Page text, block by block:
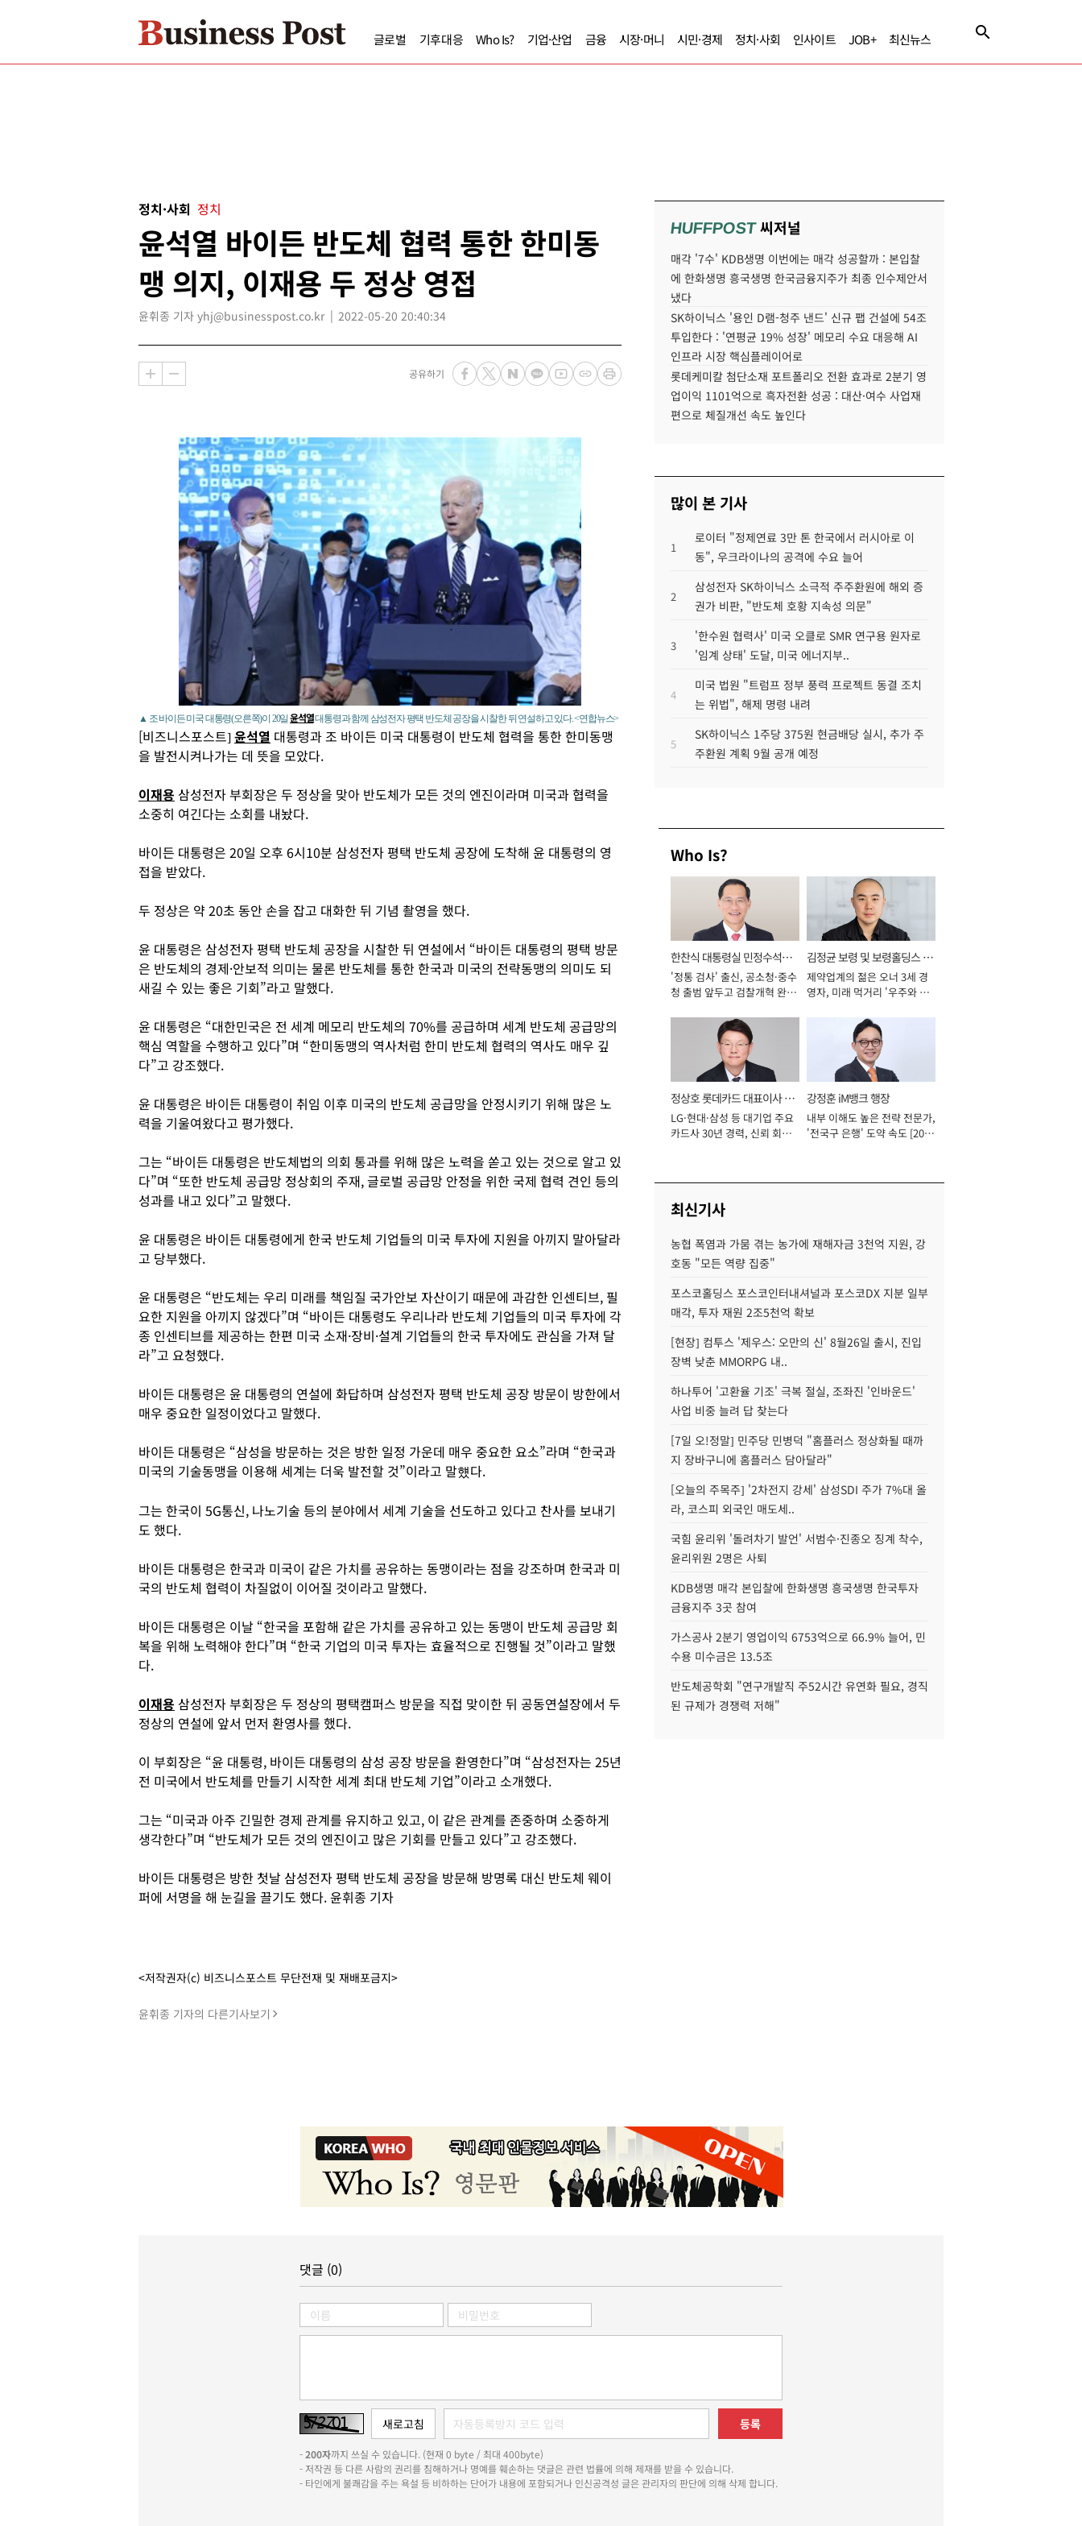
글로벌 기후대응 Who Is? 기업·산업 금융 시장·머니 시민·경제 정치·사회 인사이트 JOB+ 최신뉴스
정치·사회 정치
윤석열 바이든 반도체 협력 통한 한미동
맹 의지, 이재용 두 정상 영접
윤휘종 기자 yhj@businesspost.co.kr 2022-05-20 20:40:34
공유하기
▲ 조 바이든 미국 대통령(오른쪽)이 20일윤석열대통령과 함께 삼성전자 평택 반도체 공장을 시찰한 뒤 연설하고 있다. <연합뉴스>
[비즈니스포스트]윤석열 대통령과 조 바이든 미국 대통령이 반도체 협력을 통한 한미동맹
을 발전시켜나가는 데 뜻을 모았다.
이재용 삼성전자 부회장은 두 정상을 맞아 반도체가 모든 것의 엔진이라며 미국과 협력을
소중히 여긴다는 소회를 내놨다.
바이든 대통령은 20일 오후 6시10분 삼성전자 평택 반도체 공장에 도착해 윤 대통령의 영
접을 받았다.
두 정상은 약 20초 동안 손을 잡고 대화한 뒤 기념 촬영을 했다.
윤 대통령은 삼성전자 평택 반도체 공장을 시찰한 뒤 연설에서 “바이든 대통령의 평택 방문
은 반도체의 경제·안보적 의미는 물론 반도체를 통한 한국과 미국의 전략동맹의 의미도 되
새길 수 있는 좋은 기회”라고 말했다.
윤 대통령은 “대한민국은 전 세계 메모리 반도체의 70%를 공급하며 세계 반도체 공급망의
핵심 역할을 수행하고 있다”며 “한미동맹의 역사처럼 한미 반도체 협력의 역사도 매우 깊
다”고 강조했다.
윤 대통령은 바이든 대통령이 취임 이후 미국의 반도체 공급망을 안정시키기 위해 많은 노
력을 기울여왔다고 평가했다.
그는 “바이든 대통령은 반도체법의 의회 통과를 위해 많은 노력을 쏟고 있는 것으로 알고 있
다”며 “또한 반도체 공급망 정상회의 주재, 글로벌 공급망 안정을 위한 국제 협력 견인 등의
성과를 내고 있다”고 말했다.
윤 대통령은 바이든 대통령에게 한국 반도체 기업들의 미국 투자에 지원을 아끼지 말아달라
고 당부했다.
윤 대통령은 “반도체는 우리 미래를 책임질 국가안보 자산이기 때문에 과감한 인센티브, 필
요한 지원을 아끼지 않겠다”며 “바이든 대통령도 우리나라 반도체 기업들의 미국 투자에 각
종 인센티브를 제공하는 한편 미국 소재·장비·설계 기업들의 한국 투자에도 관심을 가져 달
라”고 요청했다.
바이든 대통령은 윤 대통령의 연설에 화답하며 삼성전자 평택 반도체 공장 방문이 방한에서
매우 중요한 일정이었다고 말했다.
바이든 대통령은 “삼성을 방문하는 것은 방한 일정 가운데 매우 중요한 요소”라며 “한국과
미국의 기술동맹을 이용해 세계는 더욱 발전할 것”이라고 말헀다.
그는 한국이 5G통신, 나노기술 등의 분야에서 세계 기술을 선도하고 있다고 찬사를 보내기
도 했다.
바이든 대통령은 한국과 미국이 같은 가치를 공유하는 동맹이라는 점을 강조하며 한국과 미
국의 반도체 협력이 차질없이 이어질 것이라고 말했다.
바이든 대통령은 이날 “한국을 포함해 같은 가치를 공유하고 있는 동맹이 반도체 공급망 회
복을 위해 노력해야 한다”며 “한국 기업의 미국 투자는 효율적으로 진행될 것”이라고 말했
다.
이재용 삼성전자 부회장은 두 정상의 평택캠퍼스 방문을 직접 맞이한 뒤 공동연설장에서 두
정상의 연설에 앞서 먼저 환영사를 했다.
이 부회장은 “윤 대통령, 바이든 대통령의 삼성 공장 방문을 환영한다”며 “삼성전자는 25년
전 미국에서 반도체를 만들기 시작한 세계 최대 반도체 기업”이라고 소개했다.
그는 “미국과 아주 긴밀한 경제 관계를 유지하고 있고, 이 같은 관계를 존중하며 소중하게
생각한다”며 “반도체가 모든 것의 엔진이고 많은 기회를 만들고 있다”고 강조했다.
바이든 대통령은 방한 첫날 삼성전자 평택 반도체 공장을 방문해 방명록 대신 반도체 웨이
퍼에 서명을 해 눈길을 끌기도 했다. 윤휘종 기자
<저작권자(c) 비즈니스포스트 무단전재 및 재배포금지>
윤휘종 기자의 다른기사보기
HUFFPOST씨저널
매각 '7수' KDB생명 이번에는 매각 성공할까 : 본입찰
에 한화생명 흥국생명 한국금융지주가 최종 인수제안서
냈다
SK하이닉스 '용인 D램-청주 낸드' 신규 팹 건설에 54조
투입한다 : '연평균 19% 성장' 메모리 수요 대응해 AI
인프라 시장 핵심플레이어로
롯데케미칼 첨단소재 포트폴리오 전환 효과로 2분기 영
업이익 1101억으로 흑자전환 성공 : 대산·여수 사업재
편으로 체질개선 속도 높인다
많이 본 기사
1
로이터 "정제연료 3만 톤 한국에서 러시아로 이
동", 우크라이나의 공격에 수요 늘어
2
삼성전자 SK하이닉스 소극적 주주환원에 해외 증
권가 비판, "반도체 호황 지속성 의문"
3
'한수원 협력사' 미국 오클로 SMR 연구용 원자로
'임계 상태' 도달, 미국 에너지부..
4
미국 법원 "트럼프 정부 풍력 프로젝트 동결 조치
는 위법", 해제 명령 내려
5
SK하이닉스 1주당 375원 현금배당 실시, 추가 주
주환원 계획 9월 공개 예정
Who Is?
한찬식 대통령실 민정수석비
서관
'정통 검사' 출신, 공소청·중수
청 출범 앞두고 검찰개혁 완수
김정균 보령 및 보령홀딩스 대
표이사 사장
제약업계의 젊은 오너 3세 경
영자, 미래 먹거리 '우주와 헬
정상호 롯데카드 대표이사 사
장
LG·현대·삼성 등 대기업 주요
카드사 30년 경력, 신뢰 회복
강정훈 iM뱅크 행장
내부 이해도 높은 전략 전문가,
'전국구 은행' 도약 속도 [2026
최신기사
농협 폭염과 가뭄 겪는 농가에 재해자금 3천억 지원, 강
호동 "모든 역량 집중"
포스코홀딩스 포스코인터내셔널과 포스코DX 지분 일부
매각, 투자 재원 2조5천억 확보
[현장] 컴투스 '제우스: 오만의 신' 8월26일 출시, 진입
장벽 낮춘 MMORPG 내..
하나투어 '고환율 기조' 극복 절실, 조좌진 '인바운드'
사업 비중 늘려 답 찾는다
[7일 오!정말] 민주당 민병덕 "홈플러스 정상화될 때까
지 장바구니에 홈플러스 담아달라"
[오늘의 주목주] '2차전지 강세' 삼성SDI 주가 7%대 올
라, 코스피 외국인 매도세..
국힘 윤리위 '돌려차기 발언' 서범수·진종오 징계 착수,
윤리위원 2명은 사퇴
KDB생명 매각 본입찰에 한화생명 흥국생명 한국투자
금융지주 3곳 참여
가스공사 2분기 영업이익 6753억으로 66.9% 늘어, 민
수용 미수금은 13.5조
반도체공학회 "연구개발직 주52시간 유연화 필요, 경직
된 규제가 경쟁력 저해"
댓글 (0)
등록
-200자까지 쓰실 수 있습니다. (현재 0 byte / 최대 400byte)
- 저작권 등 다른 사람의 권리를 침해하거나 명예를 훼손하는 댓글은 관련 법률에 의해 제재를 받을 수 있습니다.
- 타인에게 불쾌감을 주는 욕설 등 비하하는 단어가 내용에 포함되거나 인신공격성 글은 관리자의 판단에 의해 삭제 합니다.